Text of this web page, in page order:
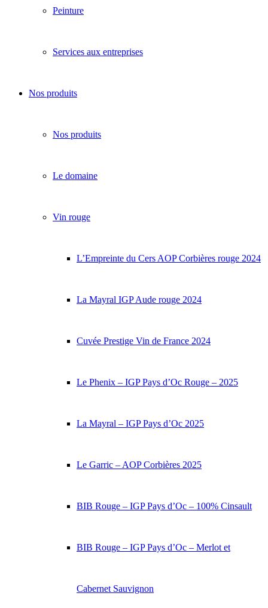
Peinture
Services aux entreprises
Nos produits
Nos produits
Le domaine
Vin rouge
L’Empreinte du Cers AOP Corbières rouge 2024
La Mayral IGP Aude rouge 2024
Cuvée Prestige Vin de France 2024
Le Phenix – IGP Pays d’Oc Rouge – 2025
La Mayral – IGP Pays d’Oc 2025
Le Garric – AOP Corbières 2025
BIB Rouge – IGP Pays d’Oc – 100% Cinsault
BIB Rouge – IGP Pays d’Oc – Merlot et
Cabernet Sauvignon